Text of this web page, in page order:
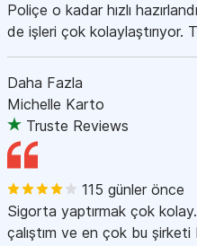
Poliçe o kadar hızlı
de işleri çok kolaylaştırıyor.
Daha Fazla
Michelle Karto
Truste Reviews
115 günler önce
Sigorta yaptırmak çok
çalıştım ve en çok bu